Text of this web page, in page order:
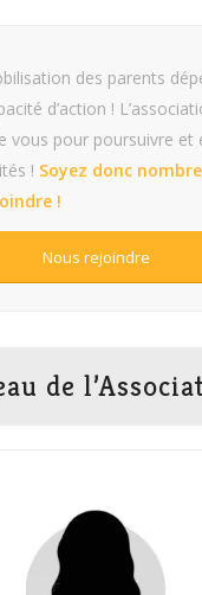
des parents
d’action !
vous pour poursuivre et
! Soyez donc
!
Nous rejoindre
de